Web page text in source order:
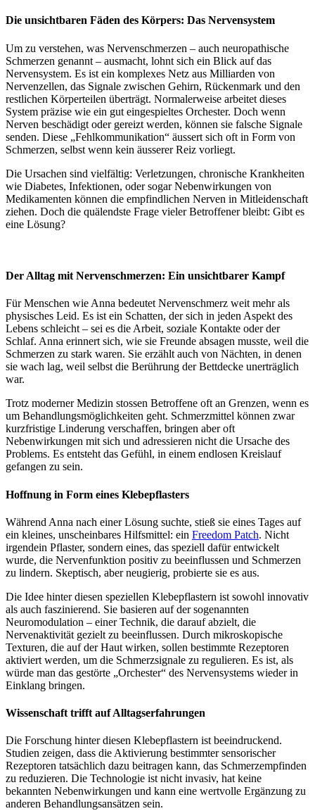
Die unsichtbaren Fäden des Körpers: Das Nervensystem
Um zu verstehen, was Nervenschmerzen – auch neuropathische
Schmerzen genannt – ausmacht, lohnt sich ein Blick auf das
Nervensystem. Es ist ein komplexes Netz aus Milliarden von
Nervenzellen, das Signale zwischen Gehirn, Rückenmark und den
restlichen Körperteilen überträgt. Normalerweise arbeitet dieses
System präzise wie ein gut eingespieltes Orchester. Doch wenn
Nerven beschädigt oder gereizt werden, können sie falsche Signale
senden. Diese „Fehlkommunikation“ äussert sich oft in Form von
Schmerzen, selbst wenn kein äusserer Reiz vorliegt.
Die Ursachen sind vielfältig: Verletzungen, chronische Krankheiten
wie Diabetes, Infektionen, oder sogar Nebenwirkungen von
Medikamenten können die empfindlichen Nerven in Mitleidenschaft
ziehen. Doch die quälendste Frage vieler Betroffener bleibt: Gibt es
eine Lösung?
Der Alltag mit Nervenschmerzen: Ein unsichtbarer Kampf
Für Menschen wie Anna bedeutet Nervenschmerz weit mehr als
physisches Leid. Es ist ein Schatten, der sich in jeden Aspekt des
Lebens schleicht – sei es die Arbeit, soziale Kontakte oder der
Schlaf. Anna erinnert sich, wie sie Freunde absagen musste, weil die
Schmerzen zu stark waren. Sie erzählt auch von Nächten, in denen
sie wach lag, weil selbst die Berührung der Bettdecke unerträglich
war.
Trotz moderner Medizin stossen Betroffene oft an Grenzen, wenn es
um Behandlungsmöglichkeiten geht. Schmerzmittel können zwar
kurzfristige Linderung verschaffen, bringen aber oft
Nebenwirkungen mit sich und adressieren nicht die Ursache des
Problems. Es entsteht das Gefühl, in einem endlosen Kreislauf
gefangen zu sein.
Hoffnung in Form eines Klebepflasters
Während Anna nach einer Lösung suchte, stieß sie eines Tages auf
ein kleines, unscheinbares Hilfsmittel: ein Freedom Patch. Nicht
irgendein Pflaster, sondern eines, das speziell dafür entwickelt
wurde, die Nervenfunktion positiv zu beeinflussen und Schmerzen
zu lindern. Skeptisch, aber neugierig, probierte sie es aus.
Die Idee hinter diesen speziellen Klebepflastern ist sowohl innovativ
als auch faszinierend. Sie basieren auf der sogenannten
Neuromodulation – einer Technik, die darauf abzielt, die
Nervenaktivität gezielt zu beeinflussen. Durch mikroskopische
Texturen, die auf der Haut wirken, sollen bestimmte Rezeptoren
aktiviert werden, um die Schmerzsignale zu regulieren. Es ist, als
würde man das gestörte „Orchester“ des Nervensystems wieder in
Einklang bringen.
Wissenschaft trifft auf Alltagserfahrungen
Die Forschung hinter diesen Klebepflastern ist beeindruckend.
Studien zeigen, dass die Aktivierung bestimmter sensorischer
Rezeptoren tatsächlich dazu beitragen kann, das Schmerzempfinden
zu reduzieren. Die Technologie ist nicht invasiv, hat keine
bekannten Nebenwirkungen und kann eine wertvolle Ergänzung zu
anderen Behandlungsansätzen sein.